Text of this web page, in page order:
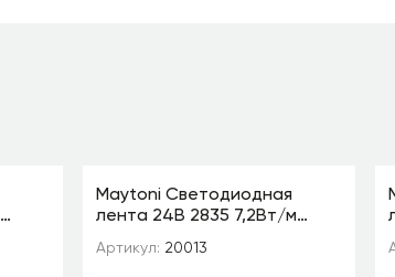
Maytoni Светодиодная
лента 24В 2835 7,2Вт/м
Артикул: 20013